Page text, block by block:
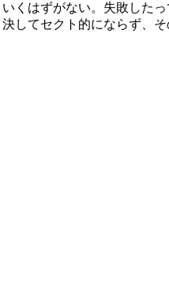
はずがない。失敗したっ
してセクト的にならず、